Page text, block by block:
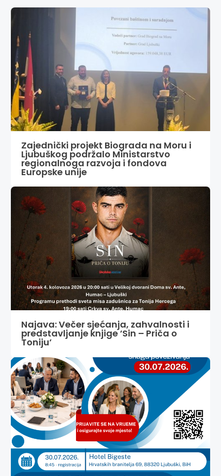
Zajednički projekt Biograda na Moru i
Ljubuškog podržalo Ministarstvo
regionalnoga razvoja i fondova
Europske unije
Najava: Večer sjećanja, zahvalnosti i
predstavljanje knjige ‘Sin – Priča o
Toniju’